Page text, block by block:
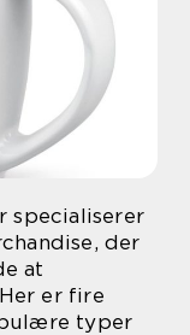
specialiserer
der
at
er fire
typer